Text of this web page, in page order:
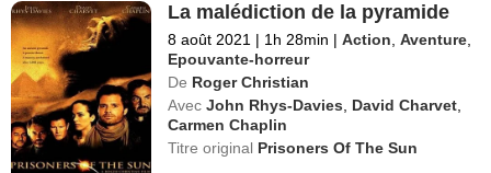
La malédiction de la pyramide
8 août 2021 | 1h 28min | Action ,Aventure
Epouvante-horreur
De Roger Christian
Avec John Rhys-Davies David Charvet
Carmen Chaplin
Titre original Prisoners Of The Sun